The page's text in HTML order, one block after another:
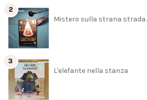
Mistero sulla strana strada.
L'elefante nella stanza